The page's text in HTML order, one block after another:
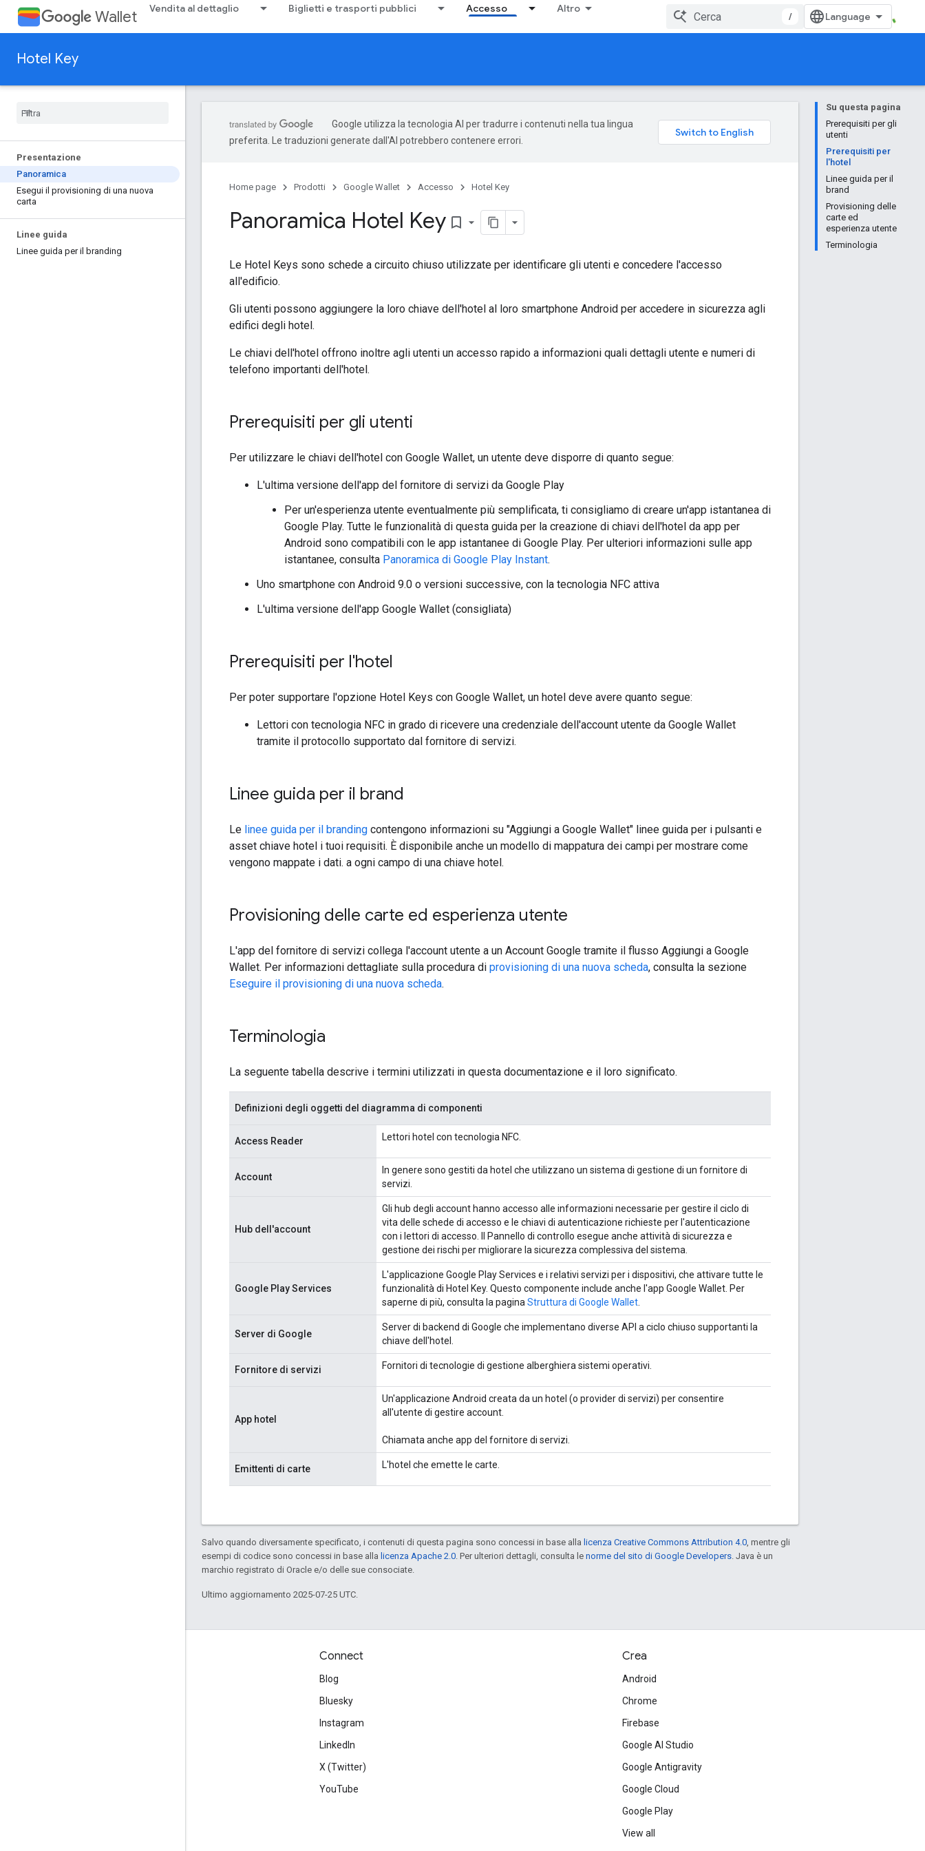
Wallet Vendita al dettaglio Biglietti e trasporti pubblici Accesso Altro
/
Hotel Key
Presentazione
Panoramica
Esegui il provisioning di una nuova
carta
Linee guida
Linee guida per il branding
Su questa pagina
Prerequisiti per gli
utenti
Prerequisiti per
l'hotel
Linee guida per il
brand
Provisioning delle
carte ed
esperienza utente
Terminologia
Google utilizza la tecnologia AI per tradurre i contenuti nella tua lingua
preferita. Le traduzioni generate dall'AI potrebbero contenere errori.
Home page Prodotti Google Wallet Accesso Hotel Key
Panoramica Hotel Key bookmark_border
Le Hotel Keys sono schede a circuito chiuso utilizzate per identificare gli utenti e concedere l'accesso
all'edificio.
Gli utenti possono aggiungere la loro chiave dell'hotel al loro smartphone Android per accedere in sicurezza agli
edifici degli hotel.
Le chiavi dell'hotel offrono inoltre agli utenti un accesso rapido a informazioni quali dettagli utente e numeri di
telefono importanti dell'hotel.
Prerequisiti per gli utenti
Per utilizzare le chiavi dell'hotel con Google Wallet, un utente deve disporre di quanto segue:
L'ultima versione dell'app del fornitore di servizi da Google Play
Per un'esperienza utente eventualmente più semplificata, ti consigliamo di creare un'app istantanea di
Google Play. Tutte le funzionalità di questa guida per la creazione di chiavi dell'hotel da app per
Android sono compatibili con le app istantanee di Google Play. Per ulteriori informazioni sulle app
istantanee, consulta Panoramica di Google Play Instant.
Uno smartphone con Android 9.0 o versioni successive, con la tecnologia NFC attiva
L'ultima versione dell'app Google Wallet (consigliata)
Prerequisiti per l'hotel
Per poter supportare l'opzione Hotel Keys con Google Wallet, un hotel deve avere quanto segue:
Lettori con tecnologia NFC in grado di ricevere una credenziale dell'account utente da Google Wallet
tramite il protocollo supportato dal fornitore di servizi.
Linee guida per il brand
Le linee guida per il branding contengono informazioni su "Aggiungi a Google Wallet" linee guida per i pulsanti e
asset chiave hotel i tuoi requisiti. È disponibile anche un modello di mappatura dei campi per mostrare come
vengono mappate i dati. a ogni campo di una chiave hotel.
Provisioning delle carte ed esperienza utente
L'app del fornitore di servizi collega l'account utente a un Account Google tramite il flusso Aggiungi a Google
Wallet. Per informazioni dettagliate sulla procedura di provisioning di una nuova scheda, consulta la sezione
Eseguire il provisioning di una nuova scheda.
Terminologia
La seguente tabella descrive i termini utilizzati in questa documentazione e il loro significato.
Definizioni degli oggetti del diagramma di componenti
Access Reader Lettori hotel con tecnologia NFC.
Account
In genere sono gestiti da hotel che utilizzano un sistema di gestione di un fornitore di
servizi.
Hub dell'account
Gli hub degli account hanno accesso alle informazioni necessarie per gestire il ciclo di
vita delle schede di accesso e le chiavi di autenticazione richieste per l'autenticazione
con i lettori di accesso. Il Pannello di controllo esegue anche attività di sicurezza e
gestione dei rischi per migliorare la sicurezza complessiva del sistema.
Google Play Services
L'applicazione Google Play Services e i relativi servizi per i dispositivi, che attivare tutte le
funzionalità di Hotel Key. Questo componente include anche l'app Google Wallet. Per
saperne di più, consulta la pagina Struttura di Google Wallet
Server di Google
Server di backend di Google che implementano diverse API a ciclo chiuso supportanti la
chiave dell'hotel.
Fornitore di servizi Fornitori di tecnologie di gestione alberghiera sistemi operativi.
App hotel
Un'applicazione Android creata da un hotel (o provider di servizi) per consentire
all'utente di gestire account.
Chiamata anche app del fornitore di servizi.
Emittenti di carte L'hotel che emette le carte.
Salvo quando diversamente specificato, i contenuti di questa pagina sono concessi in base alla licenza Creative Commons Attribution 4.0 , mentre gli
esempi di codice sono concessi in base alla licenza Apache 2.0 . Per ulteriori dettagli, consulta le norme del sito di Google Developers . Java è un
marchio registrato di Oracle e/o delle sue consociate.
Ultimo aggiornamento 2025-07-25 UTC.
Connect
Blog
Bluesky
Instagram
LinkedIn
X (Twitter)
YouTube
Crea
Android
Chrome
Firebase
Google AI Studio
Google Antigravity
Google Cloud
Google Play
View all